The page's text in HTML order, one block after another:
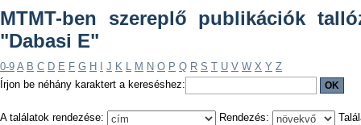
MTMT-ben szereplő publikációk
"Dabasi E"
0-9 A B C D E F G H J K L M N O P Q R S T U V W X Y Z
Írjon be néhány karaktert a kereséshez:
A találatok rendezése: Rendezés: